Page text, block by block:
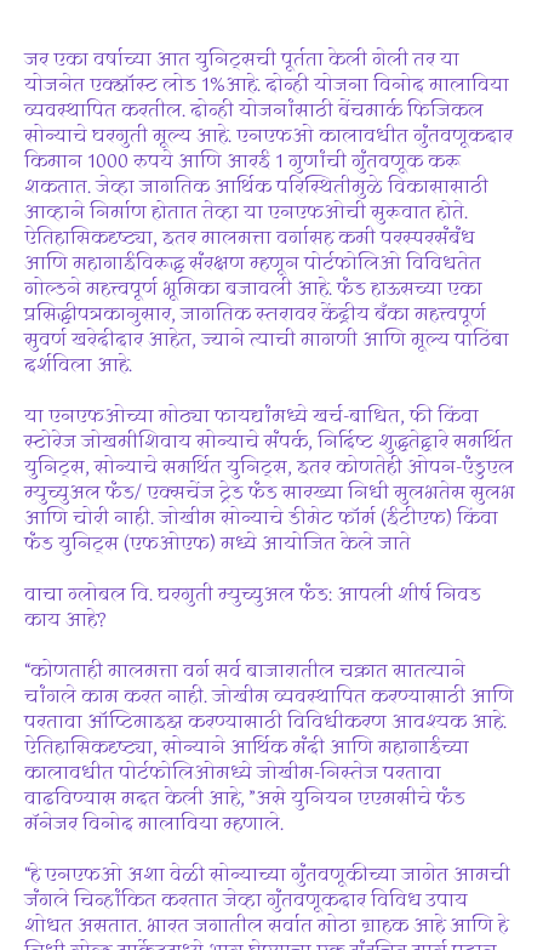
जर एका वर्षाच्या आत युनिट्सची पूर्तता केली गेली तर या
योजनेत एक्झॉस्ट लोड 1%आहे. दोन्ही योजना विनोद मालाविया
व्यवस्थापित करतील. दोन्ही योजनांसाठी बेंचमार्क फिजिकल
सोन्याचे घरगुती मूल्य आहे. एनएफओ कालावधीत गुंतवणूकदार
किमान 1000 रुपये आणि आरई 1 गुणांची गुंतवणूक करू
शकतात. जेव्हा जागतिक आर्थिक परिस्थितीमुळे विकासासाठी
आव्हाने निर्माण होतात तेव्हा या एनएफओची सुरूवात होते.
ऐतिहासिकदृष्ट्या, इतर मालमत्ता वर्गासह कमी परस्परसंबंध
आणि महागाईविरूद्ध संरक्षण म्हणून पोर्टफोलिओ विविधतेत
गोल्डने महत्त्वपूर्ण भूमिका बजावली आहे. फंड हाऊसच्या एका
प्रसिद्धीपत्रकानुसार, जागतिक स्तरावर केंद्रीय बँका महत्त्वपूर्ण
सुवर्ण खरेदीदार आहेत, ज्याने त्याची मागणी आणि मूल्य पाठिंबा
दर्शविला आहे.
या एनएफओच्या मोठ्या फायद्यांमध्ये खर्च-बाधित, फी किंवा
स्टोरेज जोखमीशिवाय सोन्याचे संपर्क, निर्दिष्ट शुद्धतेद्वारे समर्थित
युनिट्स, सोन्याचे समर्थित युनिट्स, इतर कोणतेही ओपन-एंडुएल
म्युच्युअल फंड/ एक्सचेंज ट्रेड फंड सारख्या निधी सुलभतेस सुलभ
आणि चोरी नाही. जोखीम सोन्याचे डीमेट फॉर्म (ईटीएफ) किंवा
फंड युनिट्स (एफओएफ) मध्ये आयोजित केले जाते
वाचा ग्लोबल वि. घरगुती म्युच्युअल फंड: आपली शीर्ष निवड
काय आहे?
“कोणताही मालमत्ता वर्ग सर्व बाजारातील चक्रात सातत्याने
चांगले काम करत नाही. जोखीम व्यवस्थापित करण्यासाठी आणि
परतावा ऑप्टिमाइझ करण्यासाठी विविधीकरण आवश्यक आहे.
ऐतिहासिकदृष्ट्या, सोन्याने आर्थिक मंदी आणि महागाईच्या
कालावधीत पोर्टफोलिओमध्ये जोखीम-निस्तेज परतावा
वाढविण्यास मदत केली आहे, ”असे युनियन एएमसीचे फंड
मॅनेजर विनोद मालाविया म्हणाले.
“हे एनएफओ अशा वेळी सोन्याच्या गुंतवणूकीच्या जागेत आमची
जंगले चिन्हांकित करतात जेव्हा गुंतवणूकदार विविध उपाय
शोधत असतात. भारत जगातील सर्वात मोठा ग्राहक आहे आणि हे